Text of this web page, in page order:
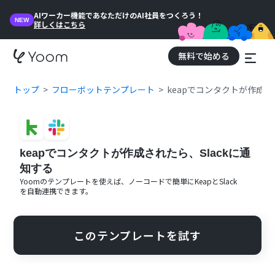
NEW
AIワーカー機能であなただけのAI社員をつくろう！
詳しくはこちら
無料で始める
トップ フローボットテンプレート keapでコンタクトが作成
keapでコンタクトが作成されたら、Slackに通
知する
Yoomのテンプレートを使えば、ノーコードで簡単にKeapとSlack
を自動連携できます。
このテンプレートを試す